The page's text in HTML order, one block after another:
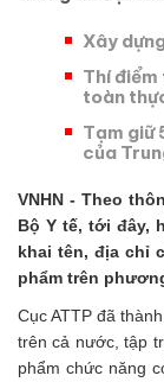
Xây
Thí
toàn
Tạm giữ
của
VNHN - Theo
Bộ Y tế, tới đây,
khai tên, địa chỉ
phẩm trên
Cục ATTP đã
trên cả nước, tập
phẩm chức năng